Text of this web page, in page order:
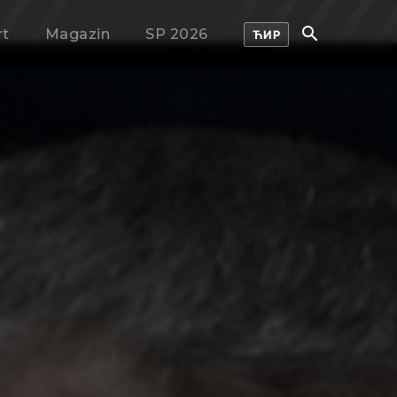
Magazin SP 2026